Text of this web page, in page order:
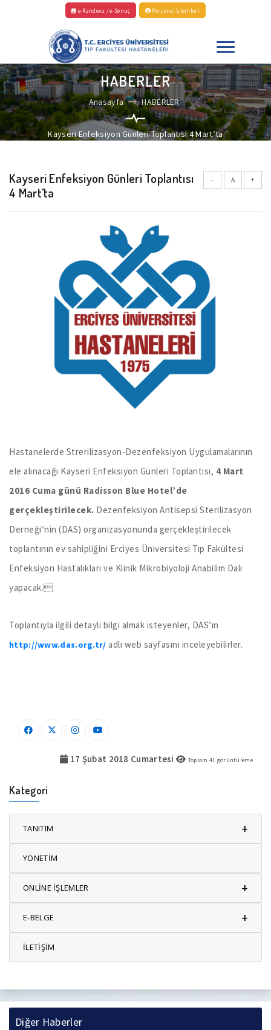
e-Randevu / e-Sonuç Personel İşlemleri
HABERLER
Anasayfa HABERLER
Kayseri Enfeksiyon Günleri Toplantısı 4 Mart’ta
- A +
Kayseri Enfeksiyon Günleri Toplantısı
4 Mart’ta
Hastanelerde Strerilizasyon-Dezenfeksiyon Uygulamalarının
ele alınacağı Kayseri Enfeksiyon Günleri Toplantısı, 4 Mart
2016 Cuma günü Radisson Blue Hotel’de
gerçekleştirilecek. Dezenfeksiyon Antisepsi Sterilizasyon
Derneği‘nin (DAS) organizasyonunda gerçekleştirilecek
toplantının ev sahipliğini Erciyes Üniversitesi Tıp Fakültesi
Enfeksiyon Hastalıkları ve Klinik Mikrobiyoloji Anabilim Dalı
yapacak.
Toplantıyla ilgili detaylı bilgi almak isteyenler, DAS’ın
http://www.das.org.tr/ adlı web sayfasını inceleyebilirler.
17 Şubat 2018 Cumartesi Toplam 41 görüntüleme
Kategori
TANITIM +
YÖNETİM
ONLİNE İŞLEMLER +
E-BELGE +
İLETİŞİM
Diğer Haberler